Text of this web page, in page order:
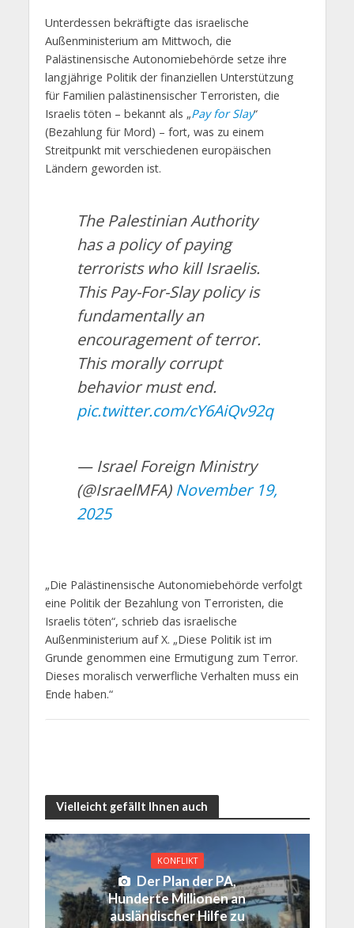
Unterdessen bekräftigte das israelische
Außenministerium am Mittwoch, die
Palästinensische Autonomiebehörde setze ihre
langjährige Politik der finanziellen Unterstützung
für Familien palästinensischer Terroristen, die
Israelis töten – bekannt als „Pay for Slay“
(Bezahlung für Mord) – fort, was zu einem
Streitpunkt mit verschiedenen europäischen
Ländern geworden ist.
The Palestinian Authority
has a policy of paying
terrorists who kill Israelis.
This Pay-For-Slay policy is
fundamentally an
encouragement of terror.
This morally corrupt
behavior must end.
pic.twitter.com/cY6AiQv92q
— Israel Foreign Ministry
(@IsraelMFA) November 19,
2025
„Die Palästinensische Autonomiebehörde verfolgt
eine Politik der Bezahlung von Terroristen, die
Israelis töten“, schrieb das israelische
Außenministerium auf X. „Diese Politik ist im
Grunde genommen eine Ermutigung zum Terror.
Dieses moralisch verwerfliche Verhalten muss ein
Ende haben.“
Vielleicht gefällt Ihnen auch
KONFLIKT
Der Plan der PA,
Hunderte Millionen an
ausländischer Hilfe zu